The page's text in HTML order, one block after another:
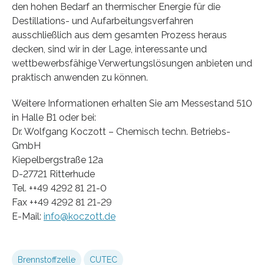
den hohen Bedarf an thermischer Energie für die
Destillations- und Aufarbeitungsverfahren
ausschließlich aus dem gesamten Prozess heraus
decken, sind wir in der Lage, interessante und
wettbewerbsfähige Verwertungslösungen anbieten und
praktisch anwenden zu können.
Weitere Informationen erhalten Sie am Messestand 510
in Halle B1 oder bei:
Dr. Wolfgang Koczott – Chemisch techn. Betriebs-
GmbH
Kiepelbergstraße 12a
D-27721 Ritterhude
Tel. ++49 4292 81 21-0
Fax ++49 4292 81 21-29
E-Mail: info@koczott.de
Brennstoffzelle CUTEC